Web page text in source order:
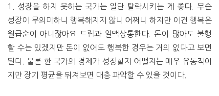
1. 성장을 하지 못하는 국가는 일단 탈락시키는 게 좋다. 무슨
성장이 무의미하니 행복해지지 않니 어쩌니 하지만 이건 행복은
월급순이 아니잖아요 드립과 일맥상통한다. 돈이 많아도 불행
할 수는 있겠지만 돈이 없어도 행복한 경우는 거의 없다고 보면
된다. 물론 한 국가의 경제가 성장할지 어떨지는 매우 유동적이
지만 장기 평균을 뒤져보면 대충 파악할 수 있을 것이다.